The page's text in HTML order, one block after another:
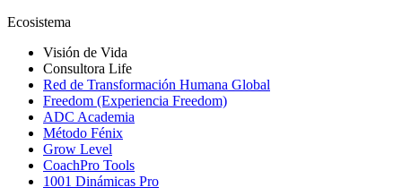
Ecosistema
Visión de Vida
Consultora Life
Red de Transformación Humana Global
Freedom (Experiencia Freedom)
ADC Academia
Método Fénix
Grow Level
CoachPro Tools
1001 Dinámicas Pro